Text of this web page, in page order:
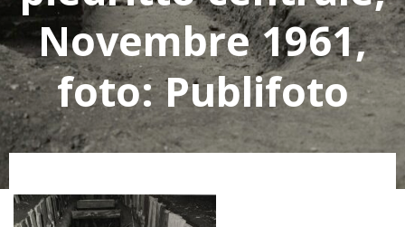
Novembre 1961,
foto: Publifoto